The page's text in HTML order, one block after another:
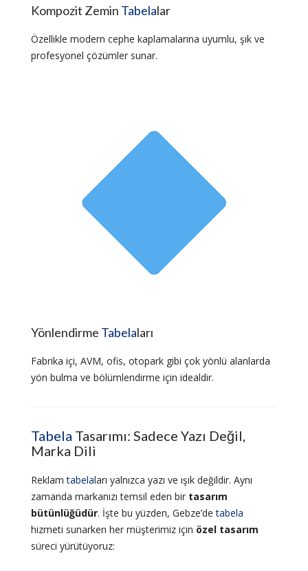
Kompozit Zemin Tabelalar
Özellikle modern cephe kaplamalarına uyumlu, şık ve
profesyonel çözümler sunar.
Yönlendirme Tabelaları
Fabrika içi, AVM, ofis, otopark gibi çok yönlü alanlarda
yön bulma ve bölümlendirme için idealdir.
Tabela Tasarımı: Sadece Yazı Değil,
Marka Dili
Reklamtabelaları yalnızca yazı ve ışık değildir. Aynı
zamanda markanızı temsil eden bir tasarım
bütünlüğüdür. İşte bu yüzden, Gebze’detabela
hizmeti sunarken her müşterimiz için özel tasarım
süreci yürütüyoruz: